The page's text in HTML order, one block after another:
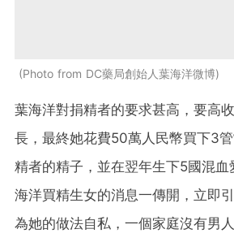
Photo from DC藥局創始人葉海洋微博
葉海洋對捐精者的要求甚高，要高
長，最終她花費50萬人民幣買下3
精者的精子，並在翌年生下5國混
海洋買精生女的消息一傳開，立即
為她的做法自私，一個家庭沒有男